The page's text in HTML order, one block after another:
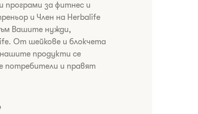
за фитнес и
и Член на Herbalife
Вашите нужди,
От шейкове и блокчета
продукти се
потребители и правят